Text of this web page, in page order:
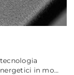
in mo...